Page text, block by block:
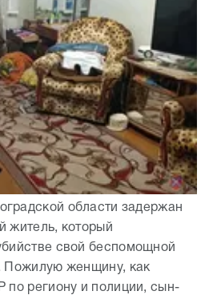
области задержан
житель, который
свой беспомощной
Пожилую женщину, как
по региону и полиции, сын-